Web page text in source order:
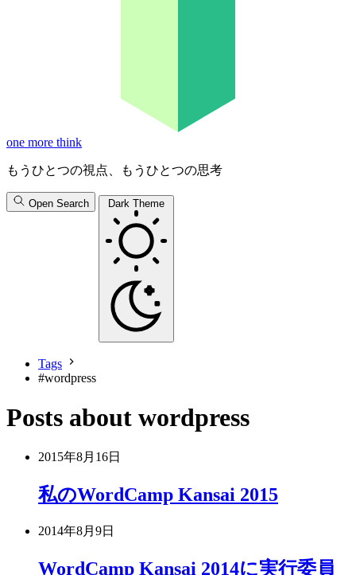
one more think
もうひとつの視点、もうひとつの思考
Open Search Dark Theme
Tags
#wordpress
Posts about wordpress
2015年8月16日
私のWordCamp Kansai 2015
2014年8月9日
WordCamp Kansai 2014に実行委員